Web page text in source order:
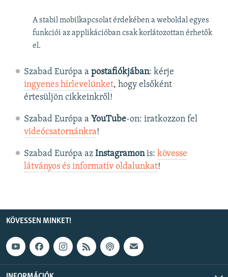
A stabil mobilkapcsolat érdekében a weboldal egyes
funkciói az applikációban csak korlátozottan érhetők
el.
Szabad Európa a postafiókjában: kérje
ingyenes hírlevelünket, hogy elsőként
értesüljön cikkeinkről!
Szabad Európa a YouTube-on: iratkozzon fel
videócsatornánkra!
Szabad Európa az Instagramonis: kövesse
látványos és informatív oldalunkat! ​
KÖVESSEN MINKET!